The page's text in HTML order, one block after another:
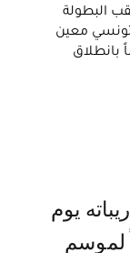
البطولة
معين
بانطلاق
لموسم